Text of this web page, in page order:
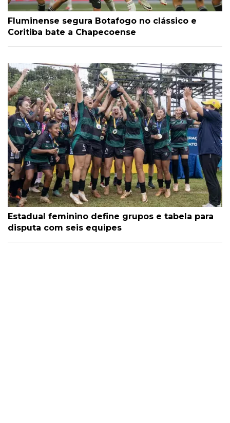
Fluminense segura Botafogo no clássico e
Coritiba bate a Chapecoense
Estadual feminino define grupos e tabela para
disputa com seis equipes